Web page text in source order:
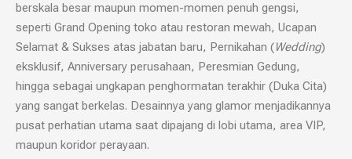
berskala besar maupun momen-momen penuh gengsi,
seperti Grand Opening toko atau restoran mewah, Ucapan
Selamat & Sukses atas jabatan baru, Pernikahan (Wedding)
eksklusif, Anniversary perusahaan, Peresmian Gedung,
hingga sebagai ungkapan penghormatan terakhir (Duka Cita)
yang sangat berkelas. Desainnya yang glamor menjadikannya
pusat perhatian utama saat dipajang di lobi utama, area VIP,
maupun koridor perayaan.